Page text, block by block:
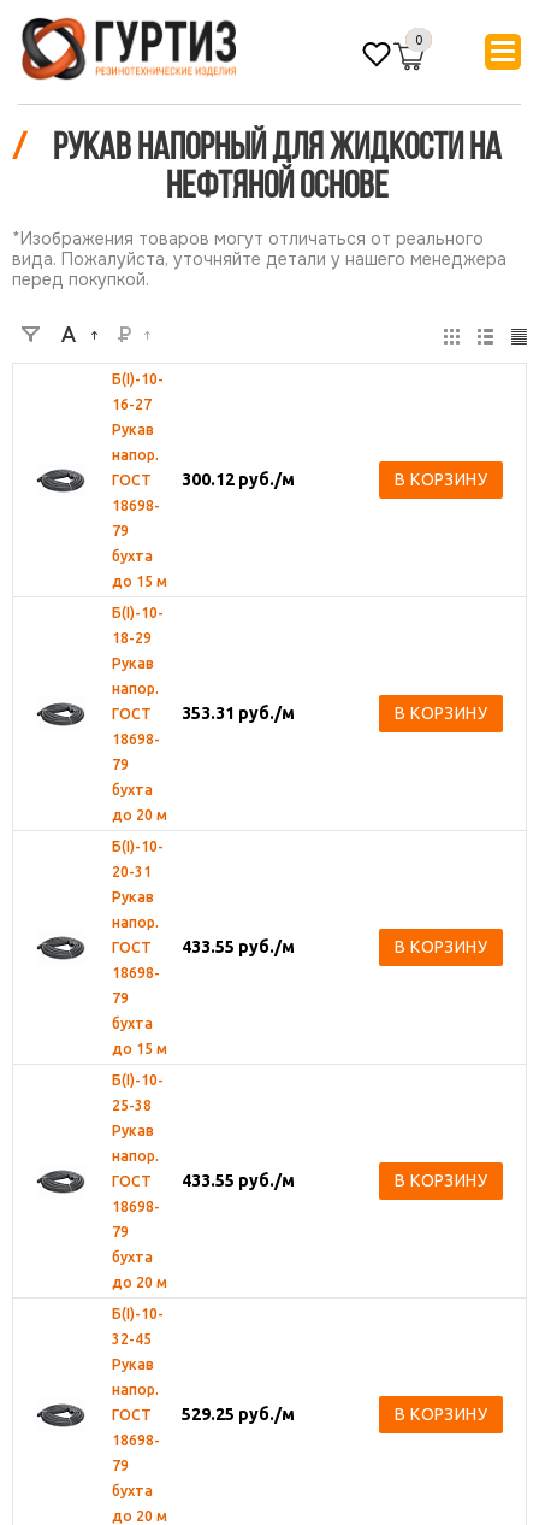
0
/
Рукав напорный для жидкости на
нефтяной основе
*Изображения товаров могут отличаться от реального
вида. Пожалуйста, уточняйте детали у нашего менеджера
перед покупкой.
Б(I)-10-
16-27
Рукав
напор.
ГОСТ
18698-
79
бухта
до 15 м
300.12 руб./м В КОРЗИНУ
Б(I)-10-
18-29
Рукав
напор.
ГОСТ
18698-
79
бухта
до 20 м
353.31 руб./м В КОРЗИНУ
Б(I)-10-
20-31
Рукав
напор.
ГОСТ
18698-
79
бухта
до 15 м
433.55 руб./м В КОРЗИНУ
Б(I)-10-
25-38
Рукав
напор.
ГОСТ
18698-
79
бухта
до 20 м
433.55 руб./м В КОРЗИНУ
Б(I)-10-
32-45
Рукав
напор.
ГОСТ
18698-
79
бухта
до 20 м
529.25 руб./м В КОРЗИНУ